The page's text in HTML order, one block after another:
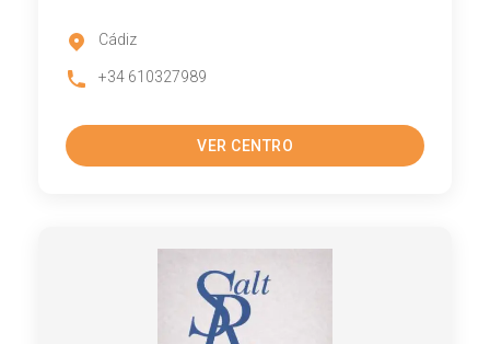
Cádiz
+34 610327989
VER CENTRO